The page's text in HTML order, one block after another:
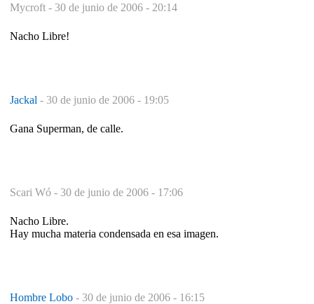
Mycroft - 30 de junio de 2006 - 20:14
Nacho Libre!
Jackal - 30 de junio de 2006 - 19:05
Gana Superman, de calle.
Scari Wó - 30 de junio de 2006 - 17:06
Nacho Libre.
Hay mucha materia condensada en esa imagen.
Hombre Lobo - 30 de junio de 2006 - 16:15